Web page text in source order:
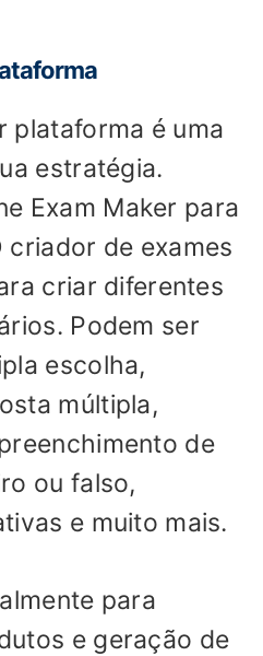
plataforma é uma
estratégia.
Exam Maker para
criador de exames
criar diferentes
Podem ser
escolha,
múltipla,
de
ou falso,
e muito mais.
para
e geração de